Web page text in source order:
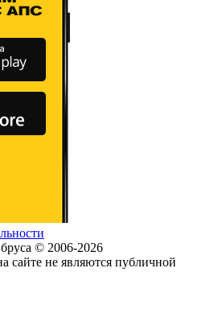
© 2006-2026
сайте не являются публичной